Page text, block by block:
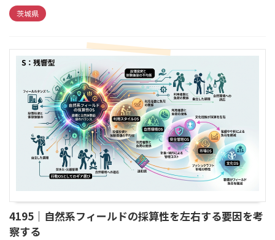
茨城県
4195｜自然系フィールドの採算性を左右する要因を考
察する